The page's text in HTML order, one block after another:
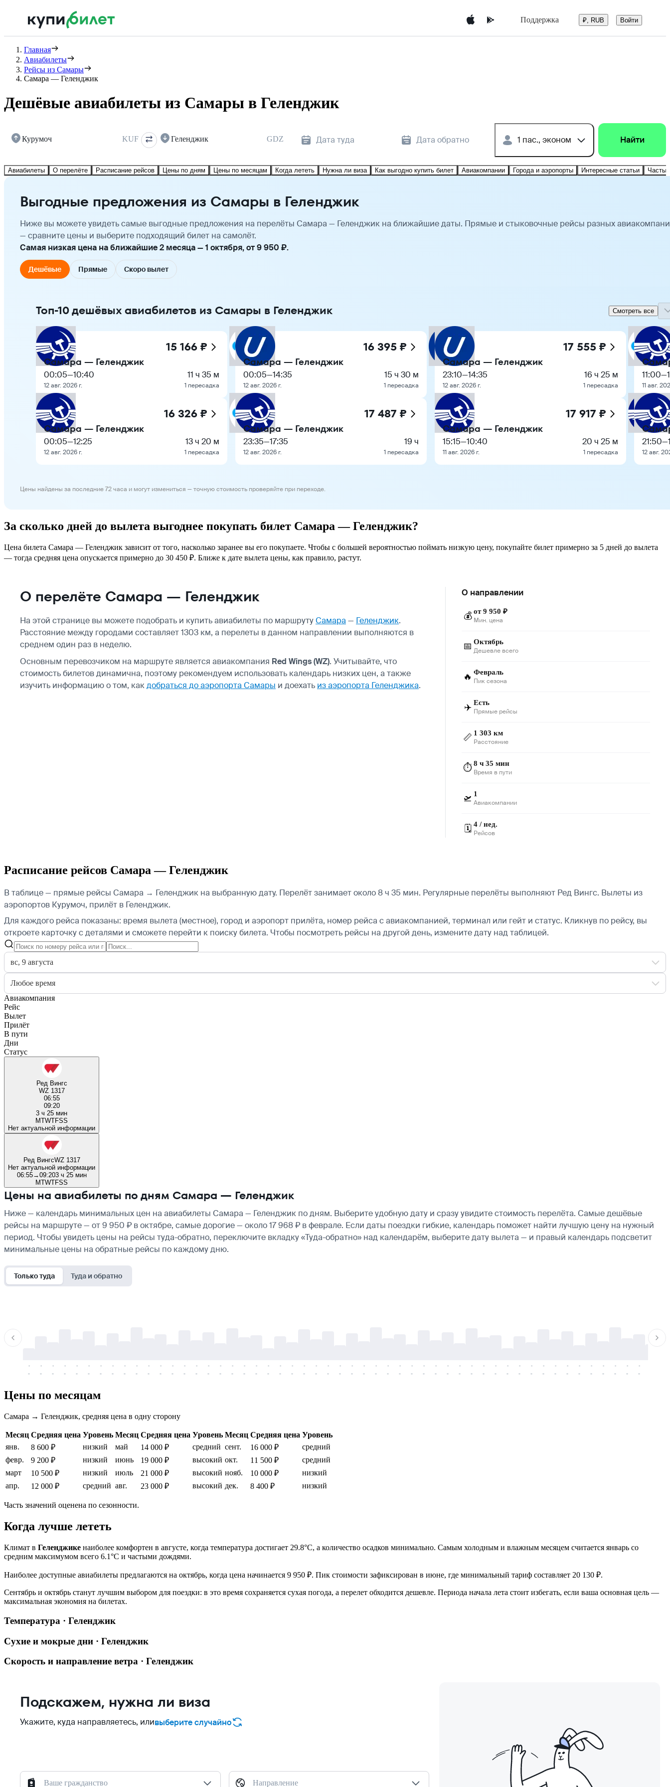
Поддержка ₽, RUB Войти
Главная
Авиабилеты
Рейсы из Самары
Самара — Геленджик
Дешёвые авиабилеты из Самары в Геленджик
Курумоч KUF Геленджик GDZ Дата туда Дата обратно 1 пас., эконом Найти
Авиабилеты О перелёте Расписание рейсов Цены по дням Цены по месяцам Когда лететь Нужна ли виза Как выгодно купить билет Авиакомпании Города и аэропорты Интересные статьи
Выгодные предложения из Самары в Геленджик
Ниже вы можете увидеть самые выгодные предложения на перелёты Самара — Геленджик на ближайшие даты. Прямые и стыковочные рейсы разных
— сравните цены и выберите подходящий билет на самолёт.
Самая низкая цена на ближайшие 2 месяца — 1 октября, от 9 950 ₽.
Дешёвые Прямые Скоро вылет
Топ-10 дешёвых авиабилетов из Самары в Геленджик Смотреть все
15 166 ₽
Самара — Геленджик
00:05—10:40
12 авг. 2026 г.
11 ч 35 м
1 пересадка
16 326 ₽
Самара — Геленджик
00:05—12:25
12 авг. 2026 г.
13 ч 20 м
1 пересадка
16 395 ₽
Самара — Геленджик
00:05—14:35
12 авг. 2026 г.
15 ч 30 м
1 пересадка
17 487 ₽
Самара — Геленджик
23:35—17:35
12 авг. 2026 г.
19 ч
1 пересадка
17 555 ₽
Самара — Геленджик
23:10—14:35
12 авг. 2026 г.
16 ч 25 м
1 пересадка
17 917 ₽
Самара — Геленджик
15:15—10:40
11 авг. 2026 г.
20 ч 25 м
1 пересадка
11:00—
11 авг.
21:50—
12 авг.
Цены найдены за последние 72 часа и могут измениться — точную стоимость проверяйте при переходе.
За сколько дней до вылета выгоднее покупать билет Самара — Геленджик?
Цена билета Самара — Геленджик зависит от того, насколько заранее вы его покупаете. Чтобы с большей вероятностью поймать низкую цену, покупайте билет примерно за 5 дней до вылета
— тогда средняя цена опускается примерно до 30 450 ₽. Ближе к дате вылета цены, как правило, растут.
О перелёте Самара — Геленджик
На этой странице вы можете подобрать и купить авиабилеты по маршрутуСамара — Геленджик.
Расстояние между городами составляет 1303 км, а перелеты в данном направлении выполняются в
среднем один раз в неделю.
Основным перевозчиком на маршруте является авиакомпания Red Wings (WZ). Учитывайте, что
стоимость билетов динамична, поэтому рекомендуем использовать календарь низких цен, а также
изучить информацию о том, какдобраться до аэропорта Самары и доехать из аэропорта Геленджика.
О направлении
💰 от 9 950 ₽
Мин. цена
📅 Октябрь
Дешевле всего
🔥 Февраль
Пик сезона
✈️ Есть
Прямые рейсы
📏 1 303 км
Расстояние
⏱️ 8 ч 35 мин
Время в пути
🛫 1
Авиакомпании
🗓️ 4 / нед.
Рейсов
Расписание рейсов Самара — Геленджик
В таблице — прямые рейсы Самара → Геленджик на выбранную дату. Перелёт занимает около 8 ч 35 мин. Регулярные перелёты выполняют Ред Вингс. Вылеты из
аэропортов Курумоч, прилёт в Геленджик.
Для каждого рейса показаны: время вылета (местное), город и аэропорт прилёта, номер рейса с авиакомпанией, терминал или гейт и статус. Кликнув по рейсу, вы
откроете карточку с деталями и сможете перейти к поиску билета. Чтобы посмотреть рейсы на другой день, измените дату над таблицей.
вс, 9 августа
Любое время
Авиакомпания
Рейс
Вылет
Прилёт
В пути
Дни
Статус
Ред Вингс
WZ 1317
06:55
09:20
3 ч 25 мин
MTWTFSS
Нет актуальной информации
Ред ВингсWZ 1317
Нет актуальной информации
06:55→09:203 ч 25 мин
MTWTFSS
Цены на авиабилеты по дням Самара — Геленджик
Ниже — календарь минимальных цен на авиабилеты Самара — Геленджик по дням. Выберите удобную дату и сразу увидите стоимость перелёта. Самые дешёвые
рейсы на маршруте — от 9 950 ₽ в октябре, самые дорогие — около 17 968 ₽ в феврале. Если даты поездки гибкие, календарь поможет найти лучшую цену на нужный
период. Чтобы увидеть цены на рейсы туда-обратно, переключите вкладку «Туда-обратно» над календарём, выберите дату вылета — и правый календарь подсветит
минимальные цены на обратные рейсы по каждому дню.
Только туда Туда и обратно
-
-
-
-
-
-
-
-
-
-
-
-
-
-
-
-
-
-
-
-
-
-
-
-
-
-
-
-
-
-
-
-
-
-
-
-
-
-
-
-
-
-
-
-
-
-
-
-
-
-
-
-
-
-
-
-
-
-
-
-
-
-
-
-
-
-
-
-
-
-
-
-
-
-
-
-
-
-
-
-
-
-
-
-
-
-
-
-
-
-
-
-
-
-
-
-
-
-
-
-
-
-
-
-
Цены по месяцам
Самара → Геленджик, средняя цена в одну сторону
Месяц Средняя цена Уровень Месяц Средняя цена Уровень Месяц Средняя цена Уровень
янв.
8 600 ₽ низкий май 14 000 ₽ средний сент. 16 000 ₽
средний
февр.
9 200 ₽ низкий июнь 19 000 ₽ высокий окт. 11 500 ₽
средний
март
10 500 ₽ низкий июль 21 000 ₽ высокий нояб. 10 000 ₽
низкий
апр.
12 000 ₽ средний авг. 23 000 ₽ высокий дек. 8 400 ₽ низкий
Часть значений оценена по сезонности.
Когда лучше лететь
Климат в Геленджике наиболее комфортен в августе, когда температура достигает 29.8°C, а количество осадков минимально. Самым холодным и влажным месяцем считается январь со
средним максимумом всего 6.1°C и частыми дождями.
Наиболее доступные авиабилеты предлагаются на октябрь, когда цена начинается 9 950 ₽. Пик стоимости зафиксирован в июне, где минимальный тариф составляет 20 130 ₽.
Сентябрь и октябрь станут лучшим выбором для поездки: в это время сохраняется сухая погода, а перелет обходится дешевле. Периода начала лета стоит избегать, если ваша основная цель —
максимальная экономия на билетах.
Температура · Геленджик
Сухие и мокрые дни · Геленджик
Скорость и направление ветра · Геленджик
Подскажем, нужна ли виза
Укажите, куда направляетесь, иливыберите случайно
Ваше гражданство Направление